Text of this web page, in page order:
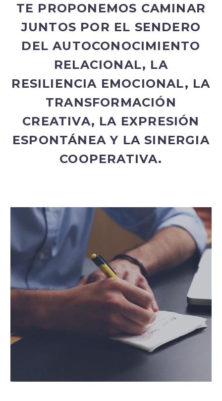
TE PROPONEMOS CAMINAR
JUNTOS POR EL SENDERO
DEL AUTOCONOCIMIENTO
RELACIONAL, LA
RESILIENCIA EMOCIONAL, LA
TRANSFORMACIÓN
CREATIVA, LA EXPRESIÓN
ESPONTÁNEA Y LA SINERGIA
COOPERATIVA.